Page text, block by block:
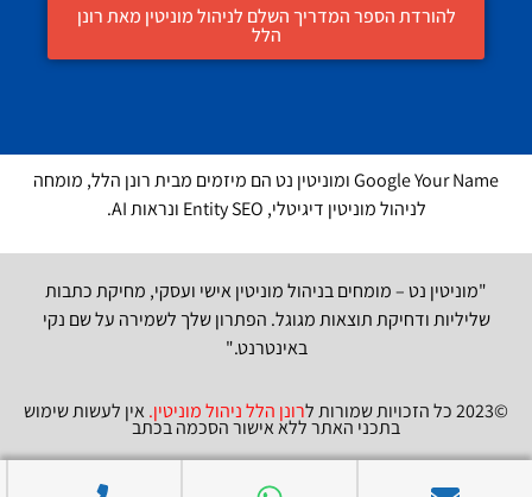
להורדת הספר המדריך השלם לניהול מוניטין מאת רונן
הלל
Google Your Name ומוניטין נט הם מיזמים מבית רונן הלל, מומחה
לניהול מוניטין דיגיטלי, Entity SEO ונראות AI.
"מוניטין נט – מומחים בניהול מוניטין אישי ועסקי, מחיקת כתבות
שליליות ודחיקת תוצאות מגוגל. הפתרון שלך לשמירה על שם נקי
באינטרנט."
©2023 כל הזכויות שמורות ל רונן הלל ניהול מוניטין. אין לעשות שימוש
בתכני האתר ללא אישור הסכמה בכתב